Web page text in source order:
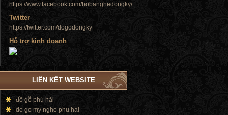
Tủ đứng
Tủ đứng
https://www.facebook.com/bobanghedongky/
Twitter
https://twitter.com/dogodongky
Hỗ trợ kinh doanh
LIÊN KẾT WEBSITE
đồ gỗ phú hải
do go my nghe phu hai